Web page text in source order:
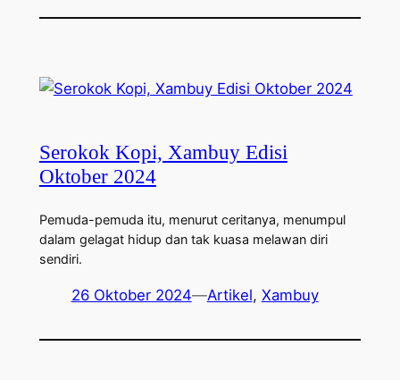
Serokok Kopi, Xambuy Edisi
Oktober 2024
Pemuda-pemuda itu, menurut ceritanya, menumpul
dalam gelagat hidup dan tak kuasa melawan diri
sendiri.
26 Oktober 2024—Artikel, Xambuy